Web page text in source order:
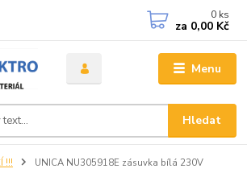
Menu
Hledat
0 ks
za 0,00 Kč
!!! UNICA NU305918E zásuvka bílá 230V